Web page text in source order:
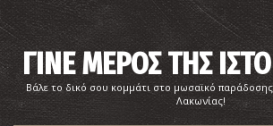
Παραλία Καμάρες
ΠΑΡΑΛΙΕΣ
ΓΙΝΕ ΜΕΡΟΣ ΤΗΣ
Βάλε το δικό σου κομμάτι στο μωσαϊκό
Λακωνίας!